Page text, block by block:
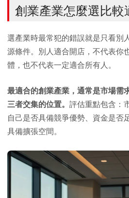
創業產業怎麼選比較
選產業時最常犯的錯誤就是只看別
源條件。別人適合開店，不代表你
體，也不代表一定適合所有人。
最適合的創業產業，通常是市場需
三者交集的位置。 評估重點包含：
自己是否具備競爭優勢、資金是否
具備擴張空間。